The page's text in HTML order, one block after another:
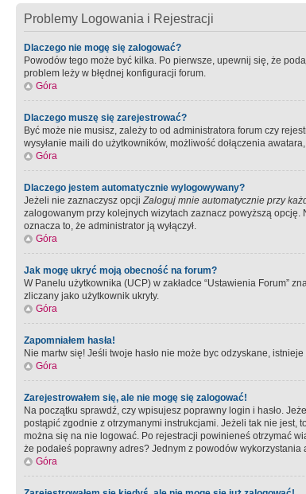
Problemy Logowania i Rejestracji
Dlaczego nie mogę się zalogować?
Powodów tego może być kilka. Po pierwsze, upewnij się, że
problem leży w błędnej konfiguracji forum.
Góra
Dlaczego muszę się zarejestrować?
Być może nie musisz, zależy to od administratora forum czy
wysyłanie maili do użytkowników, możliwość dołączenia
Góra
Dlaczego jestem automatycznie wylogowywany?
Jeżeli nie zaznaczysz opcjiZaloguj mnie automatycznie przy
zalogowanym przy kolejnych wizytach zaznacz powyższą
oznacza to, że administrator ją wyłączył.
Góra
Jak mogę ukryć moją obecność na forum?
W Panelu użytkownika (UCP) w zakładce “Ustawienia Forum”
zliczany jako użytkownik ukryty.
Góra
Zapomniałem hasła!
Nie martw się! Jeśli twoje hasło nie może byc odzyskane,
Góra
Zarejestrowałem się, ale nie mogę się zalogować!
Na początku sprawdź, czy wpisujesz poprawny login i hasło.
postąpić zgodnie z otrzymanymi instrukcjami. Jeżeli tak nie jest,
można się na nie logować. Po rejestracji powinieneś otrzymać
że podałeś poprawny adres? Jednym z powodów wykorzystania
Góra